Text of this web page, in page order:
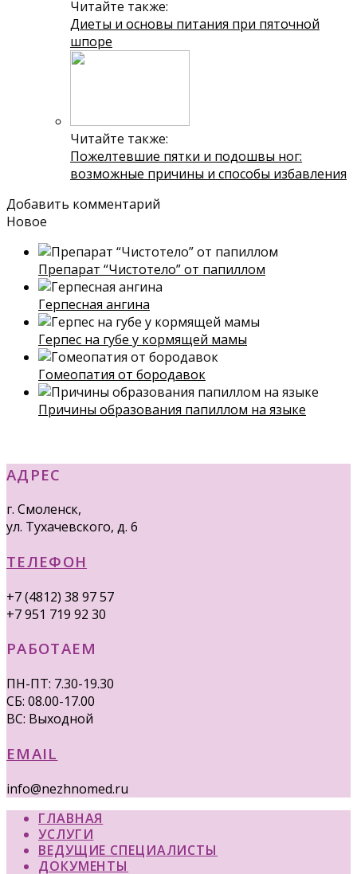
Читайте также:
Диеты и основы питания при пяточной
шпоре
Читайте также:
Пожелтевшие пятки и подошвы ног:
возможные причины и способы избавления
Добавить комментарий
Новое
Препарат “Чистотело” от папиллом
Герпесная ангина
Герпес на губе у кормящей мамы
Гомеопатия от бородавок
Причины образования папиллом на языке
АДРЕС
г. Смоленск,
ул. Тухачевского, д. 6
ТЕЛЕФОН
+7 (4812) 38 97 57
+7 951 719 92 30
РАБОТАЕМ
ПН-ПТ: 7.30-19.30
СБ: 08.00-17.00
ВС: Выходной
EMAIL
info@nezhnomed.ru
ГЛАВНАЯ
УСЛУГИ
ВЕДУЩИЕ СПЕЦИАЛИСТЫ
ДОКУМЕНТЫ